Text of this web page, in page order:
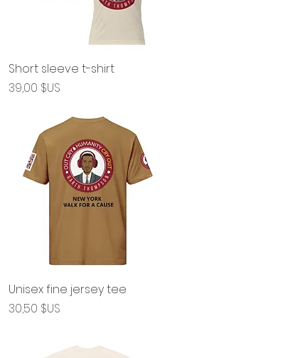
Aperçu rapide
Short sleeve t-shirt
Prix
39,00 $US
Aperçu rapide
Unisex fine jersey tee
Prix
30,50 $US